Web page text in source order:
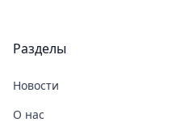
Разделы
Новости
О нас